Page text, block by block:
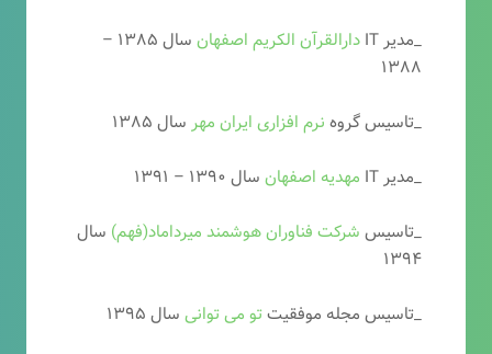
_مدیر IT
دارالقرآن الکریم اصفهان
سال ۱۳۸۵ –
۱۳۸۸
_تاسیس گروه نرم افزاری ایران مهر سال ۱۳۸۵
_مدیر IT
مهدیه اصفهان سال ۱۳۹۰ – ۱۳۹۱
_تاسیس شرکت فناوران هوشمند میرداماد(فهم) سال
۱۳۹۴
_تاسیس مجله موفقیتتو می توانی سال ۱۳۹۵